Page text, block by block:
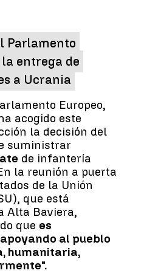
Parlamento
la entrega de
a Ucrania
Europeo,
acogido este
la decisión del
suministrar
de infantería
la reunión a puerta
de la Unión
que está
Alta Baviera,
que es
al pueblo
humanitaria,